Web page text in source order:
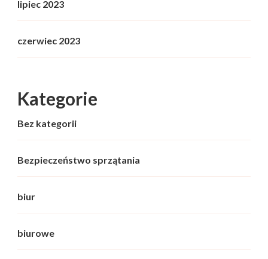
lipiec 2023
czerwiec 2023
Kategorie
Bez kategorii
Bezpieczeństwo sprzątania
biur
biurowe